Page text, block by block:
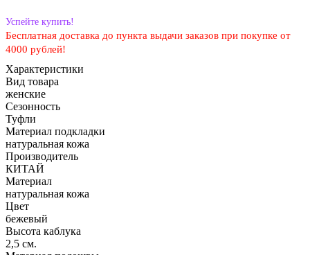
Успейте купить!
Бесплатная доставка до пункта выдачи заказов при покупке от
4000 рублей!
Характеристики
Вид товара
женские
Сезонность
Туфли
Материал подкладки
натуральная кожа
Производитель
КИТАЙ
Материал
натуральная кожа
Цвет
бежевый
Высота каблука
2,5 см.